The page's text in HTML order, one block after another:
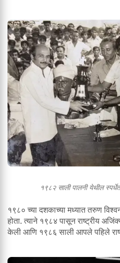
१९८२ साली पालनी येथील
१९८० च्या दशकाच्या मध्यात तरुण
होता. त्याने १९८४ पासून राष्ट्रीय
केली आणि १९८६ साली आपले पहिले